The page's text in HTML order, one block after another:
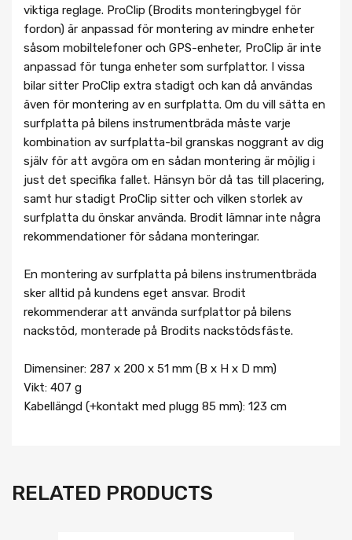
viktiga reglage. ProClip (Brodits monteringbygel för
fordon) är anpassad för montering av mindre enheter
såsom mobiltelefoner och GPS-enheter, ProClip är inte
anpassad för tunga enheter som surfplattor. I vissa
bilar sitter ProClip extra stadigt och kan då användas
även för montering av en surfplatta. Om du vill sätta en
surfplatta på bilens instrumentbräda måste varje
kombination av surfplatta-bil granskas noggrant av dig
själv för att avgöra om en sådan montering är möjlig i
just det specifika fallet. Hänsyn bör då tas till placering,
samt hur stadigt ProClip sitter och vilken storlek av
surfplatta du önskar använda. Brodit lämnar inte några
rekommendationer för sådana monteringar.
En montering av surfplatta på bilens instrumentbräda
sker alltid på kundens eget ansvar. Brodit
rekommenderar att använda surfplattor på bilens
nackstöd, monterade på Brodits nackstödsfäste.
Dimensiner: 287 x 200 x 51 mm (B x H x D mm)
Vikt: 407 g
Kabellängd (+kontakt med plugg 85 mm): 123 cm
RELATED PRODUCTS